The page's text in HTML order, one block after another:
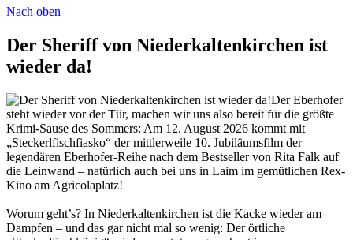
Nach oben
Der Sheriff von Niederkaltenkirchen ist
wieder da!
Der Eberhofer
steht wieder vor der Tür, machen wir uns also bereit für die größte
Krimi-Sause des Sommers: Am 12. August 2026 kommt mit
„Steckerlfischfiasko“ der mittlerweile 10. Jubiläumsfilm der
legendären Eberhofer-Reihe nach dem Bestseller von Rita Falk auf
die Leinwand – natürlich auch bei uns in Laim im gemütlichen Rex-
Kino am Agricolaplatz!
Worum geht’s? In Niederkaltenkirchen ist die Kacke wieder am
Dampfen – und das gar nicht mal so wenig: Der örtliche